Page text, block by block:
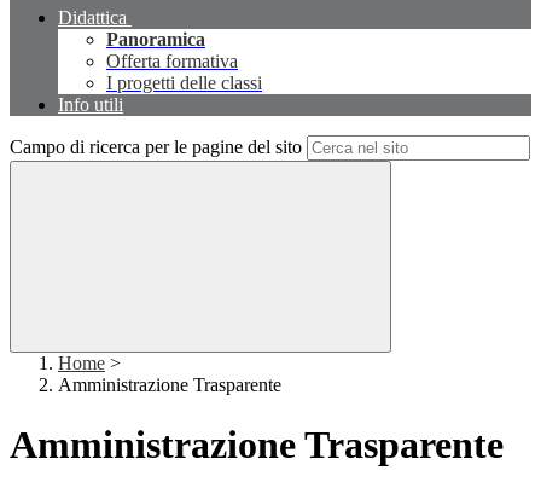
Didattica
Panoramica
Offerta formativa
I progetti delle classi
Info utili
Campo di ricerca per le pagine del sito
Home >
Amministrazione Trasparente
Amministrazione Trasparente